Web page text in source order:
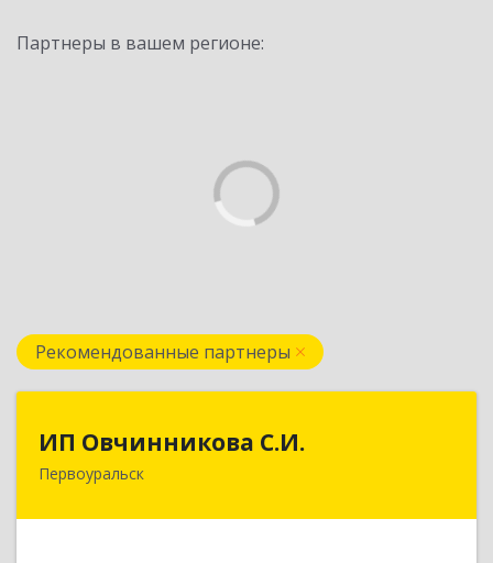
Партнеры в вашем регионе:
Рекомендованные партнеры
ИП Овчинникова С.И.
Первоуральск
623119, Свердловская обл, Первоуральск г,